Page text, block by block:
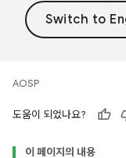
AOSP
도움이 되었나요?
이 페이지의 내용